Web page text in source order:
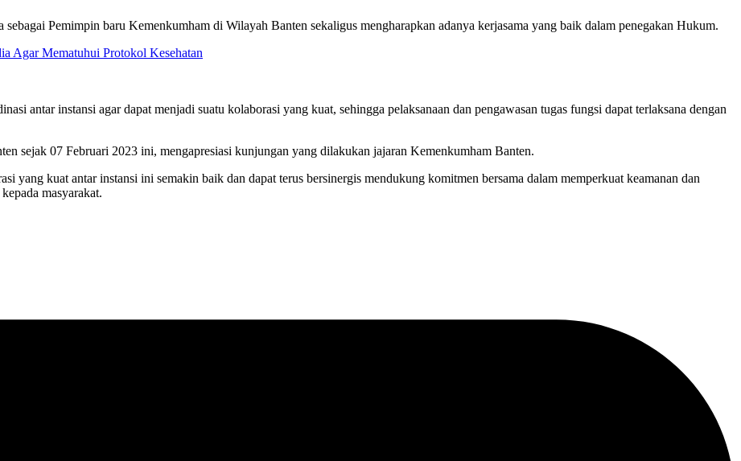
Pemimpin baru Kemenkumham di Wilayah Banten sekaligus mengharapkan adanya kerjasama yang baik dalam penegakan Hukum.
Agar Mematuhui Protokol Kesehatan
antar instansi agar dapat menjadi suatu kolaborasi yang kuat, sehingga pelaksanaan dan pengawasan tugas fungsi dapat terlaksana dengan
sejak 07 Februari 2023 ini, mengapresiasi kunjungan yang dilakukan jajaran Kemenkumham Banten.
yang kuat antar instansi ini semakin baik dan dapat terus bersinergis mendukung komitmen bersama dalam memperkuat keamanan dan
masyarakat.